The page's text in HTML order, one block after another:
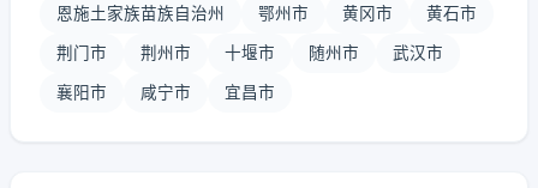
恩施土家族苗族自治州 鄂州市 黄冈市 黄石市
荆门市 荆州市 十堰市 随州市 武汉市
襄阳市 咸宁市 宜昌市